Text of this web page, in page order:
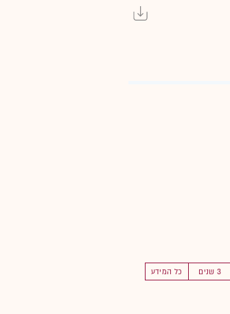
3 שנים כל המידע